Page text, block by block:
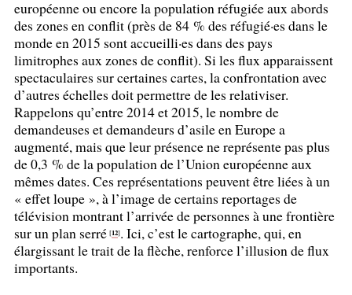
européenne ou encore la population réfugiée aux abords
des zones en conflit (près de 84 % des réfugié·es dans le
monde en 2015 sont accueilli·es dans des pays
limitrophes aux zones de conflit). Si les flux apparaissent
spectaculaires sur certaines cartes, la confrontation avec
d’autres échelles doit permettre de les relativiser.
Rappelons qu’entre 2014 et 2015, le nombre de
demandeuses et demandeurs d’asile en Europe a
augmenté, mais que leur présence ne représente pas plus
de 0,3 % de la population de l’Union européenne aux
mêmes dates. Ces représentations peuvent être liées à un
« effet loupe », à l’image de certains reportages de
télévision montrant l’arrivée de personnes à une frontière
sur un plan serré [12]. Ici, c’est le cartographe, qui, en
élargissant le trait de la flèche, renforce l’illusion de flux
importants.